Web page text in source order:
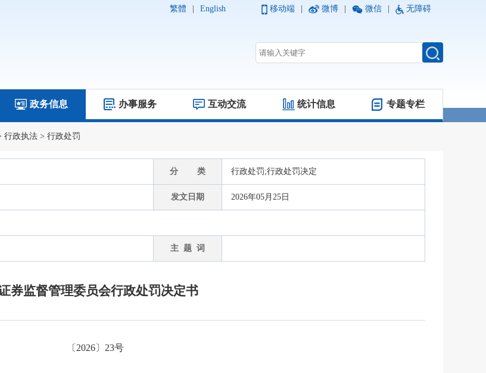
繁體 English 移动端 微博 微信 无障碍
政务信息 办事服务 互动交流 统计信息 专题专栏
行政执法 > 行政处罚
分 类 行政处罚;行政处罚决定
发文日期 2026年05月25日
主 题 词
券监督管理委员会行政处罚决定书
〔2026〕 23号